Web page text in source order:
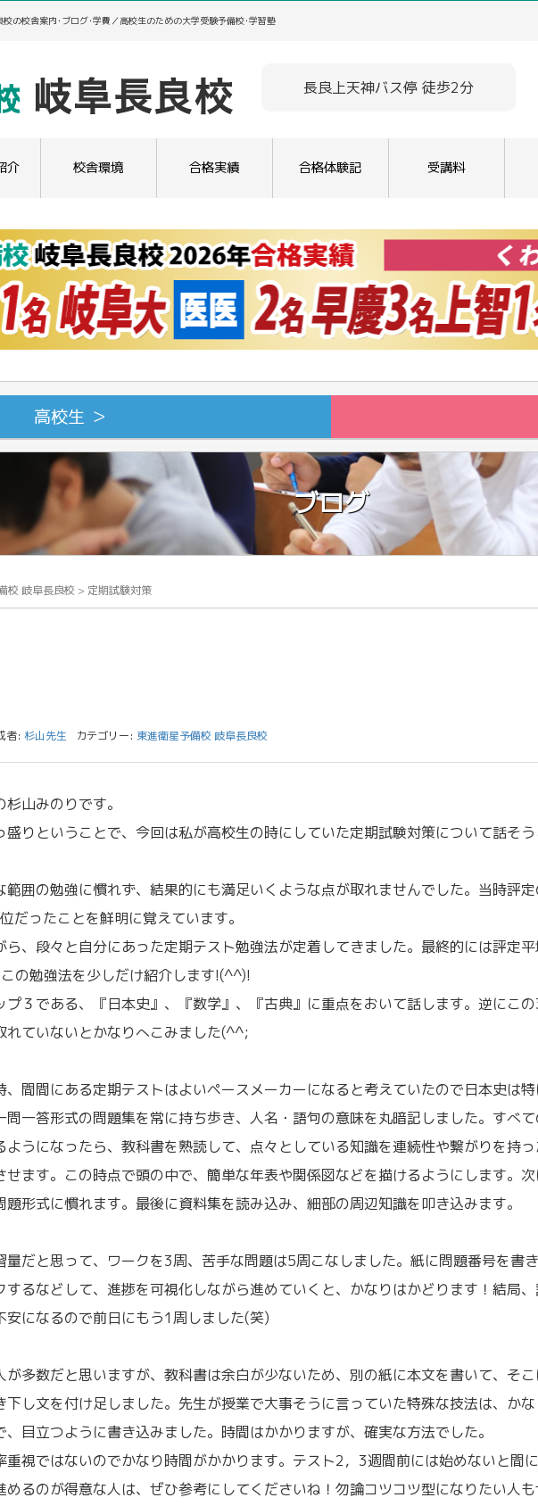
の校舎案内･ブログ･学費／高校生のための大学受験予備校･学習塾
長良上天神バス停 徒歩2分
介 校舎環境 合格実績 合格体験記 受講料
高校生 ＞
ブログ
校 岐阜長良校 > 定期試験対策
者: 杉山先生 カテゴリー: 東進衛星予備校 岐阜長良校
山みのりです。
盛りということで、今回は私が高校生の時にしていた定期試験対策について話そう
囲の勉強に慣れず、結果的にも満足いくような点が取れませんでした。当時評定
だったことを鮮明に覚えています。
ら、段々と自分にあった定期テスト勉強法が定着してきました。最終的には評定平
の勉強法を少しだけ紹介します!(^^)!
プ３である、『日本史』、『数学』、『古典』に重点をおいて話します。逆にこの
れていないとかなりへこみました(^^;
間間にある定期テストはよいペースメーカーになると考えていたので日本史は特
問一答形式の問題集を常に持ち歩き、人名・語句の意味を丸暗記しました。すべて
うになったら、教科書を熟読して、点々としている知識を連続性や繋がりを持っ
せます。この時点で頭の中で、簡単な年表や関係図などを描けるようにします。次
形式に慣れます。最後に資料集を読み込み、細部の周辺知識を叩き込みます。
量だと思って、ワークを3周、苦手な問題は5周こなしました。紙に問題番号を書き
するなどして、進捗を可視化しながら進めていくと、かなりはかどります！結局
安になるので前日にもう1周しました(笑)
多数だと思いますが、教科書は余白が少ないため、別の紙に本文を書いて、そこ
し文を付け足しました。先生が授業で大事そうに言っていた特殊な技法は、かな
目立つように書き込みました。時間はかかりますが、確実な方法でした。
重視ではないのでかなり時間がかかります。テスト2，3週間前には始めないと間に
めるのが得意な人は、ぜひ参考にしてくださいね！勿論コツコツ型になりたい人